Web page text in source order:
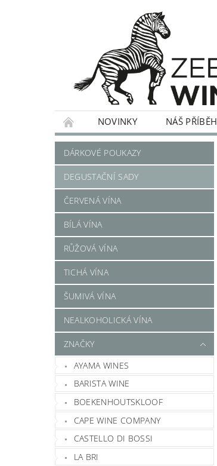
NOVINKY NÁŠ PŘÍBĚH
ČERVENÁ VÍNA
BÍLÁ VÍNA
DÁRKOVÉ POUKAZY
DEGUSTAČNÍ SADY
ČERVENÁ VÍNA
BÍLÁ VÍNA
RŮŽOVÁ VÍNA
TICHÁ VÍNA
ŠUMIVÁ VÍNA
NEALKOHOLICKÁ VÍNA
ZNAČKY
AYAMA WINES
BARISTA WINE
BOEKENHOUTSKLOOF
CAPE WINE COMPANY
CASTELLO DI BOSSI
LA BRI